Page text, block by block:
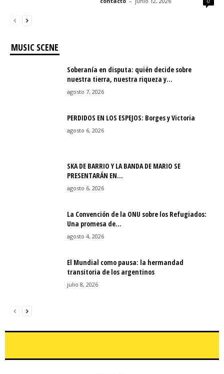
MUSIC SCENE
Soberanía en disputa: quién decide sobre
nuestra tierra, nuestra riqueza y…
agosto 7, 2026
PERDIDOS EN LOS ESPEJOS: Borges y Victoria
agosto 6, 2026
SKA DE BARRIO Y LA BANDA DE MARIO SE
PRESENTARÁN EN…
agosto 6, 2026
La Convención de la ONU sobre los Refugiados:
Una promesa de…
agosto 4, 2026
El Mundial como pausa: la hermandad
transitoria de los argentinos
julio 8, 2026